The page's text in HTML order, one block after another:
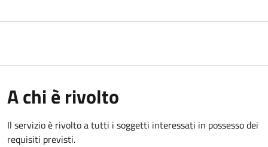
A chi è rivolto
Il servizio è rivolto a tutti i soggetti interessati in possesso dei
requisiti previsti.